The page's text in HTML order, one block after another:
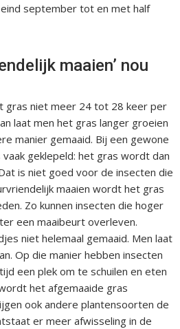
september tot en met half
maaien’ nou
gras niet meer 24 tot 28 keer per
laat men het gras langer groeien
manier gemaaid. Bij een gewone
geklepeld: het gras wordt dan
is niet goed voor de insecten die
maaien wordt het gras
Zo kunnen insecten die hoger
een maaibeurt overleven.
niet helemaal gemaaid. Men laat
Op die manier hebben insecten
een plek om te schuilen en eten
het afgemaaide gras
ook andere plantensoorten de
er meer afwisseling in de